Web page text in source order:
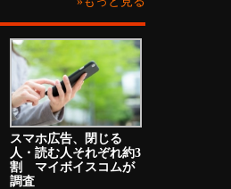
スマホ広告、閉じる
人・読む人それぞれ約3
割 マイボイスコムが
調査